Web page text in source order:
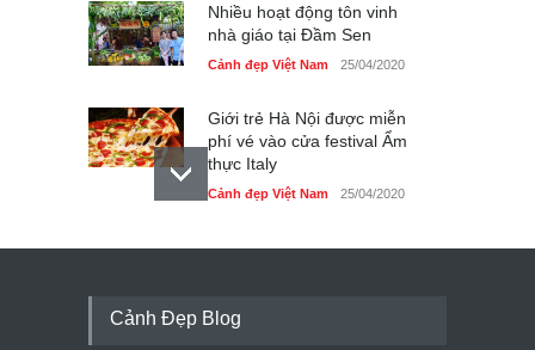
Nhiều hoạt động tôn vinh
nhà giáo tại Đầm Sen
Cảnh đẹp Việt Nam 25/04/2020
Giới trẻ Hà Nội được miễn
phí vé vào cửa festival Ẩm
thực Italy
Cảnh đẹp Việt Nam 25/04/2020
Tam giác mạch khoe sắc
Cảnh Đẹp Blog